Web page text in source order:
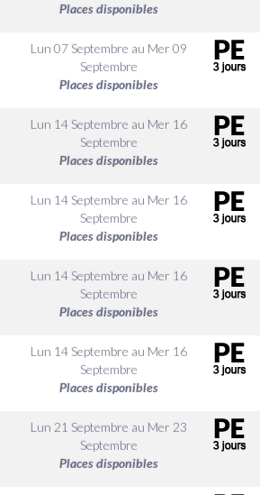
Places disponibles
Lun 07 Septembre au Mer 09
Septembre
Places disponibles
Lun 14 Septembre au Mer 16
Septembre
Places disponibles
Lun 14 Septembre au Mer 16
Septembre
Places disponibles
Lun 14 Septembre au Mer 16
Septembre
Places disponibles
Lun 14 Septembre au Mer 16
Septembre
Places disponibles
Lun 21 Septembre au Mer 23
Septembre
Places disponibles